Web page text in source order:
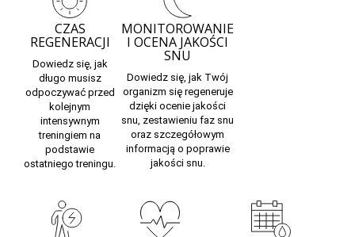
CZAS
REGENERACJI
Dowiedz się, jak
długo musisz
odpoczywaćprzed
kolejnym
intensywnym
treningiem na
podstawie
ostatniego treningu.
MONITOROWANIE
I OCENA JAKOŚCI
SNU
Dowiedz się, jak Twój
organizm się regeneruje
dzięki ocenie jakości
snu, zestawieniu faz snu
oraz szczegółowym
informacją o poprawie
jakości snu.